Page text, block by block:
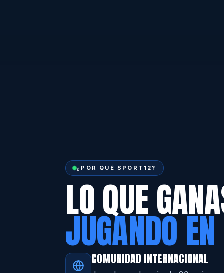
¿POR QUÉ SPORT12?
LO QUE
JUGANDO
COMUNIDAD INTERNACIONAL